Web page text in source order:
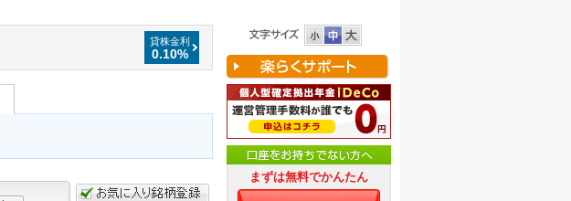
貸株金利
0.10%
まずは無料でかんたん